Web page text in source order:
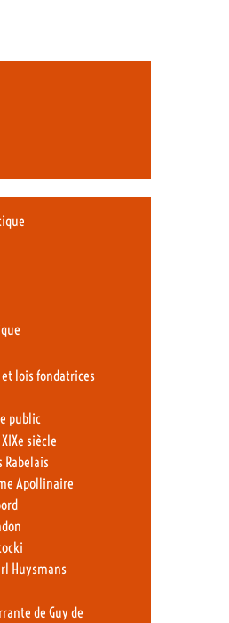
lois fondatrices
public
siècle
Rabelais
Apollinaire
Huysmans
de Guy de